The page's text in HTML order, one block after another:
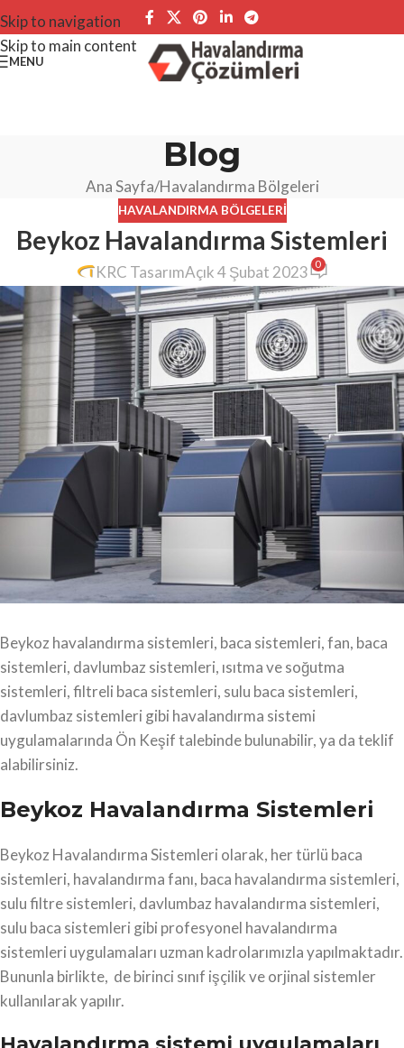
Skip to navigation
Skip to main content
MENU
Blog
Ana Sayfa Havalandırma Bölgeleri
HAVALANDIRMA BÖLGELERI
Beykoz Havalandırma Sistemleri
KRC TasarımAçık 4 Şubat 2023 0
Beykoz havalandırma sistemleri, baca sistemleri, fan, baca
sistemleri, davlumbaz sistemleri, ısıtma ve soğutma
sistemleri, filtreli baca sistemleri, sulu baca sistemleri,
davlumbaz sistemleri gibi havalandırma sistemi
uygulamalarında Ön Keşif talebinde bulunabilir, ya da teklif
alabilirsiniz.
Beykoz Havalandırma Sistemleri
Beykoz Havalandırma Sistemleri olarak, her türlü baca
sistemleri, havalandırma fanı, baca havalandırma sistemleri,
sulu filtre sistemleri, davlumbaz havalandırma sistemleri,
sulu baca sistemleri gibi profesyonel havalandırma
sistemleri uygulamaları uzman kadrolarımızla yapılmaktadır.
Bununla birlikte, de birinci sınıf işçilik ve orjinal sistemler
kullanılarak yapılır.